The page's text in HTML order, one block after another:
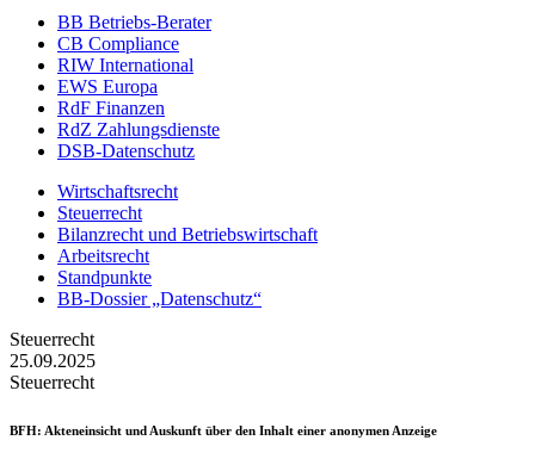
BB Betriebs-Berater
CB Compliance
RIW International
EWS Europa
RdF Finanzen
RdZ Zahlungsdienste
DSB-Datenschutz
Wirtschaftsrecht
Steuerrecht
Bilanzrecht und Betriebswirtschaft
Arbeitsrecht
Standpunkte
BB-Dossier „Datenschutz“
Steuerrecht
25.09.2025
Steuerrecht
BFH: Akteneinsicht und Auskunft über den Inhalt einer anonymen Anzeige